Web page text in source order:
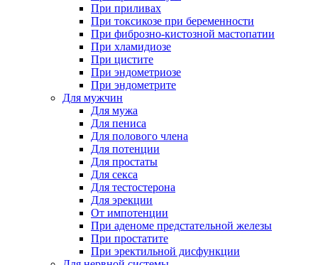
При приливах
При токсикозе при беременности
При фиброзно-кистозной мастопатии
При хламидиозе
При цистите
При эндометриозе
При эндометрите
Для мужчин
Для мужа
Для пениса
Для полового члена
Для потенции
Для простаты
Для секса
Для тестостерона
Для эрекции
От импотенции
При аденоме предстательной железы
При простатите
При эректильной дисфункции